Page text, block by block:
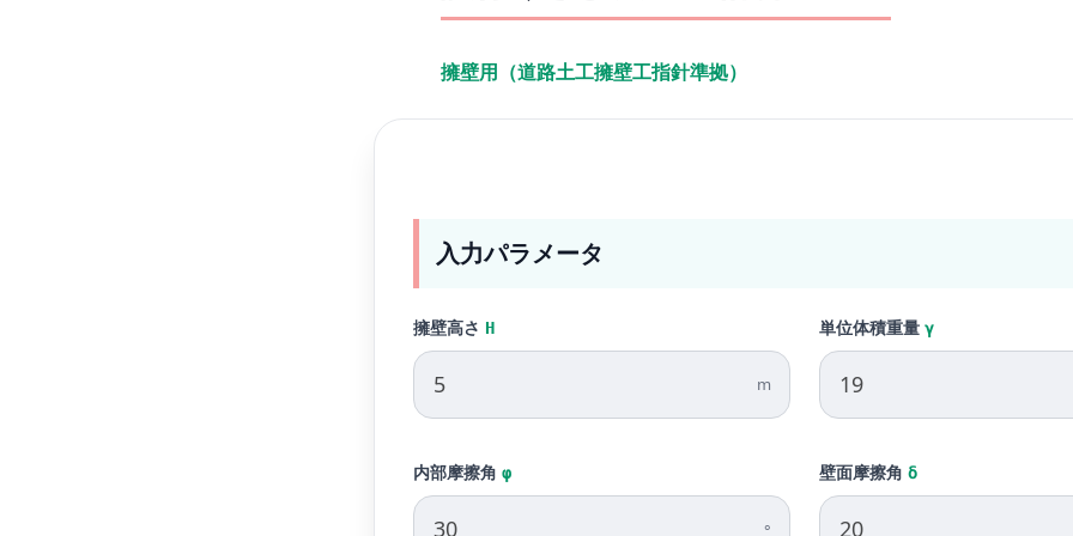
擁壁用（道路土工擁壁工指針準拠）
入力パラメータ
擁壁高さ H
m
単位体積重量 γ
内部摩擦角 φ
°
壁面摩擦角 δ